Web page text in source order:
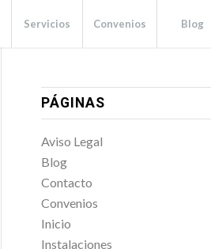
Servicios Convenios Blog
PÁGINAS
Aviso Legal
Blog
Contacto
Convenios
Inicio
Instalaciones